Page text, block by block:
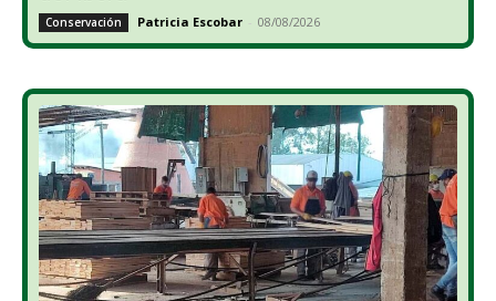
Conservación Patricia Escobar - 08/08/2026